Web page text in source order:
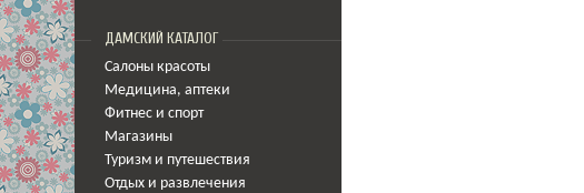
ДАМСКИЙ КАТАЛОГ
Салоны красоты
Медицина, аптеки
Фитнес и спорт
Магазины
Туризм и путешествия
Отдых и развлечения